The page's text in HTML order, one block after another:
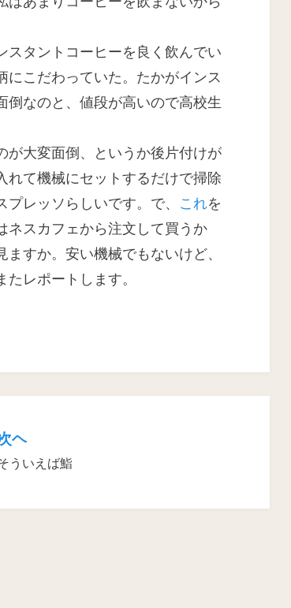
スタントコーヒーを良く飲んでい
にこだわっていた。たかがインス
倒なのと、値段が高いので高校生
が大変面倒、というか後片付けが
れて機械にセットするだけで掃除
レッソらしいです。で、 これを
ネスカフェから注文して買うか
すか。安い機械でもないけど、
レポートします。
ヘ
ういえば鮨